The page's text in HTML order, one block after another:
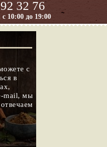
32 76
10:00 до 19:00
с
в
mail, мы